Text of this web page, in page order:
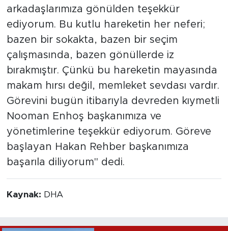
arkadaşlarımıza gönülden teşekkür
ediyorum. Bu kutlu hareketin her neferi;
bazen bir sokakta, bazen bir seçim
çalışmasında, bazen gönüllerde iz
bırakmıştır. Çünkü bu hareketin mayasında
makam hırsı değil, memleket sevdası vardır.
Görevini bugün itibarıyla devreden kıymetli
Nooman Enhoş başkanımıza ve
yönetimlerine teşekkür ediyorum. Göreve
başlayan Hakan Rehber başkanımıza
başarıla diliyorum" dedi.
Kaynak: DHA